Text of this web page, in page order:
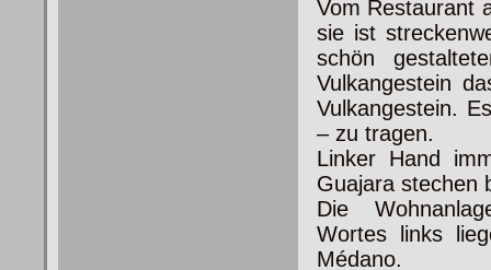
Vom Restaurant
sie ist
schön
Vulkangestein
Vulkangestein.
– zu tragen.
Linker Hand
Guajara stechen
Die
Wortes links
Médano.